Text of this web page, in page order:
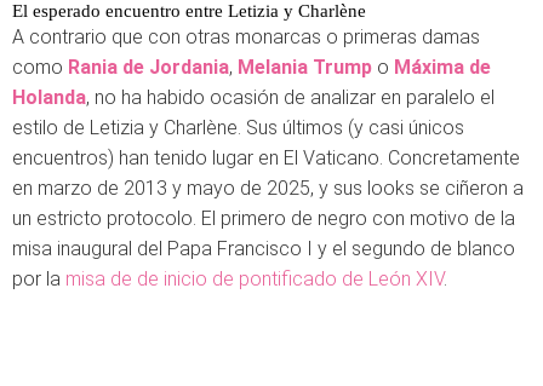
El esperado encuentro entre Letizia y Charlène
A contrario que con otras monarcas o primeras damas
como Rania de Jordania, Melania Trump o Máxima de
Holanda, no ha habido ocasión de analizar en paralelo el
estilo de Letizia y Charlène. Sus últimos (y casi únicos
encuentros) han tenido lugar en El Vaticano. Concretamente
en marzo de 2013 y mayo de 2025, y sus looks se ciñeron a
un estricto protocolo. El primero de negro con motivo de la
misa inaugural del Papa Francisco I y el segundo de blanco
por la misa de de inicio de pontificado de León XIV.